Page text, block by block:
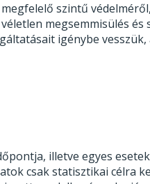
szintű
megsemmisülés és
igénybe vesszük,
illetve egyes
csak statisztikai célra